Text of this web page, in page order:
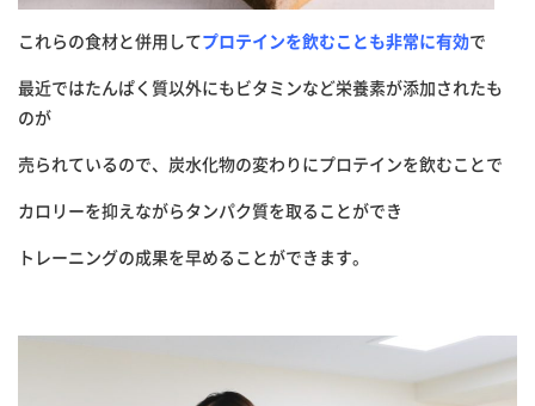
これらの食材と併用してプロテインを飲むことも非常に有効で
最近ではたんぱく質以外にもビタミンなど栄養素が添加されたも
のが
売られているので、炭水化物の変わりにプロテインを飲むことで
カロリーを抑えながらタンパク質を取ることができ
トレーニングの成果を早めることができます。